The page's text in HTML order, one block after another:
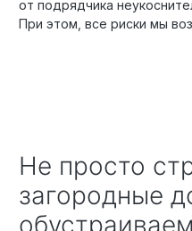
от подрядчика
При этом, все риски мы
Не просто строим
загородные
обустраиваем